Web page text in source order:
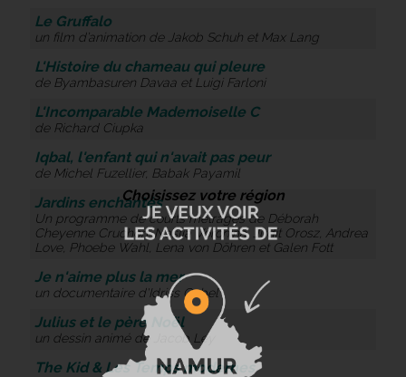
Le Gruffalo
un film d’animation de Jakob Schuh et Max Lang
L'Histoire du chameau qui pleure
de Byambasuren Davaa et Luigi Farloni
L'Incomparable Mademoiselle C
de Richard Ciupka
Iqbal, l'enfant qui n'avait pas peur
de Michel Fuzellier, Babak Payamil
Jardins enchantés
Un programme de courts métrages de Déborah
Cheyenne Cruchon, Nastia Voronina, Judit Orosz, Andrea
Love, Phoebe Wahl, Lena von Döhren et Galen Fott
Je n'aime plus la mer
un documentaire d'Idriss Gabel
Julius et le père Noël
un dessin animé de Jacob Ley
The Kid & Les Temps modernes
Choisissez votre région